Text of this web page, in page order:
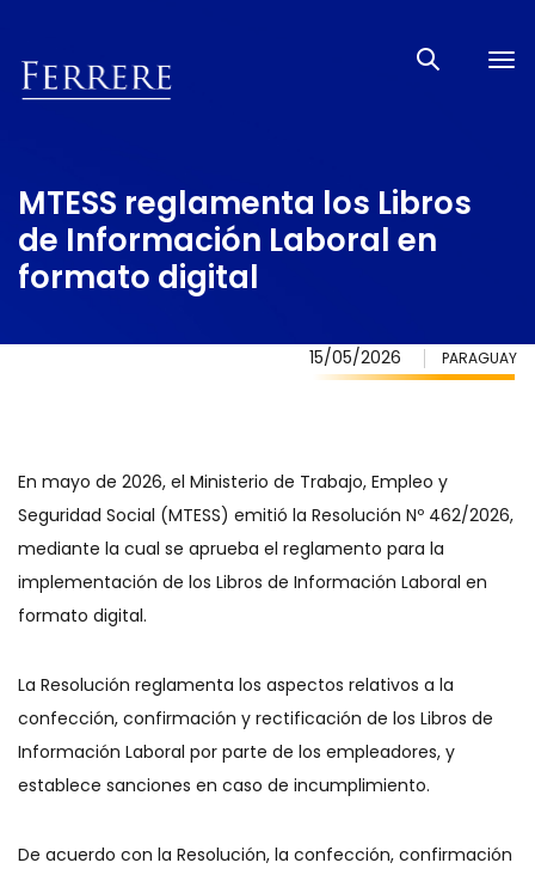
MTESS reglamenta los Libros
de Información Laboral en
formato digital
15/05/2026 PARAGUAY
En mayo de 2026, el Ministerio de Trabajo, Empleo y
Seguridad Social (MTESS) emitió la Resolución Nº 462/2026,
mediante la cual se aprueba el reglamento para la
implementación de los Libros de Información Laboral en
formato digital.
La Resolución reglamenta los aspectos relativos a la
confección, confirmación y rectificación de los Libros de
Información Laboral por parte de los empleadores, y
establece sanciones en caso de incumplimiento.
De acuerdo con la Resolución, la confección, confirmación